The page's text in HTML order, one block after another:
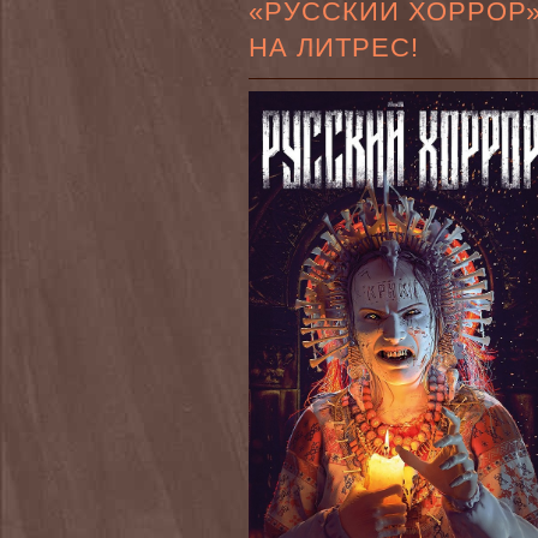
«РУССКИЙ
НА ЛИТРЕС!